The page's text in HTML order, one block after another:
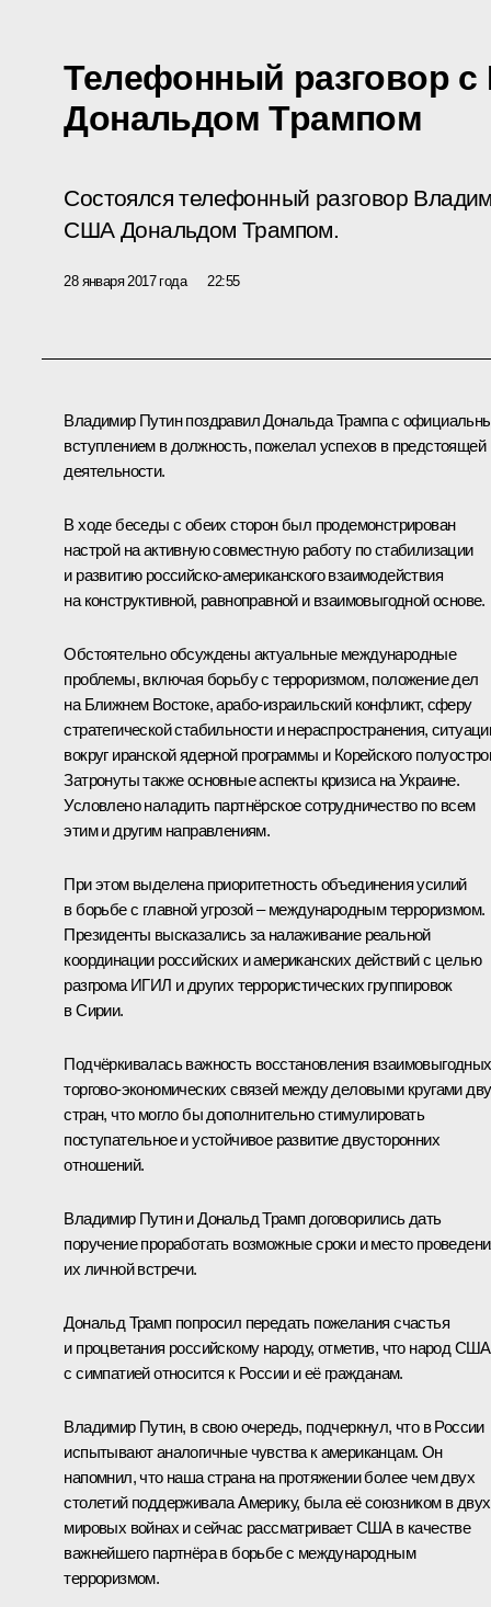
Телефонный разговор
Дональдом Трампом
Состоялся телефонный разговор
США Дональдом Трампом.
28 января 2017 года 22:55
Владимир Путин поздравилДональда Трампас
вступлением в должность, пожелал успехов в предстоящей
деятельности.
В ходе беседы с обеих сторон был продемонстрирован
настрой на активную совместную работу по стабилизации
и развитию российско-американского взаимодействия
на конструктивной, равноправной и взаимовыгодной основе.
Обстоятельно обсуждены актуальные международные
проблемы, включая борьбу с терроризмом, положение дел
на Ближнем Востоке, арабо-израильский конфликт, сферу
стратегической стабильности и нераспространения,
вокруг иранской ядерной программы и Корейского
Затронуты также основные аспекты кризиса на Украине.
Условлено наладить партнёрское сотрудничество по всем
этим и другим направлениям.
При этом выделена приоритетность объединения усилий
в борьбе с главной угрозой – международным терроризмом.
Президенты высказались за налаживание реальной
координации российских и американских действий с целью
разгрома ИГИЛ и других террористических группировок
в Сирии.
Подчёркивалась важность восстановления взаимовыгодных
торгово-экономических связей между деловыми кругами
стран, что могло бы дополнительно стимулировать
поступательное и устойчивое развитие двусторонних
отношений.
Владимир Путин и Дональд Трамп договорились дать
поручение проработать возможные сроки и место
их личной встречи.
Дональд Трамп попросил передать пожелания счастья
и процветания российскому народу, отметив, что народ США
с симпатией относится к России и её гражданам.
Владимир Путин, в свою очередь, подчеркнул, что в России
испытывают аналогичные чувства к американцам. Он
напомнил, что наша страна на протяжении более чем двух
столетий поддерживала Америку, была её союзником в двух
мировых войнах и сейчас рассматривает США в качестве
важнейшего партнёра в борьбе с международным
терроризмом.